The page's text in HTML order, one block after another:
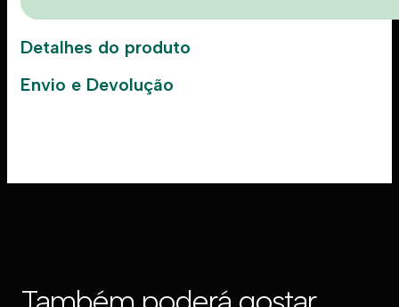
Detalhes do produto
Envio e Devolução